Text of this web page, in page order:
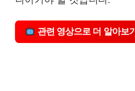
관련 영상으로 더 알아보기